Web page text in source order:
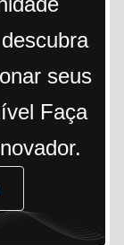
seus
Faça